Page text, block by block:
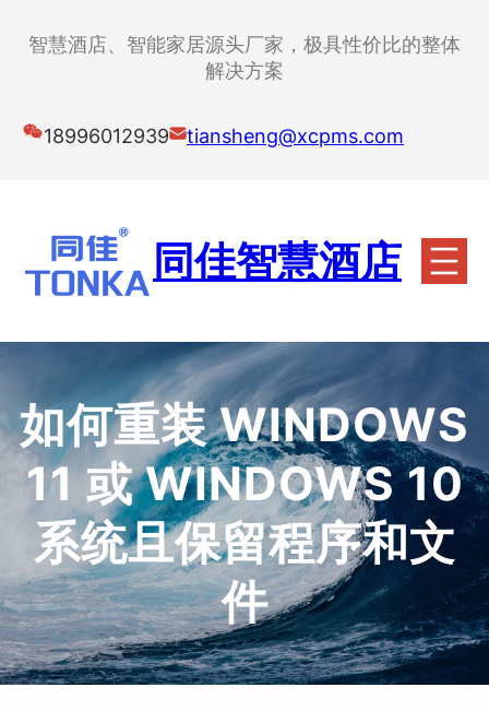
智慧酒店、智能家居源头厂家，极具性价比的整体
解决方案
18996012939 tiansheng@xcpms.com
同佳智慧酒店
如何重装 WINDOWS
11 或 WINDOWS 10
系统且保留程序和文
件